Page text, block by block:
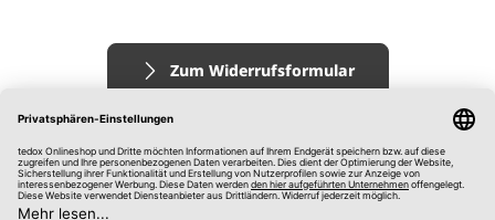
Zum Widerrufsformular
Impressum
AGB